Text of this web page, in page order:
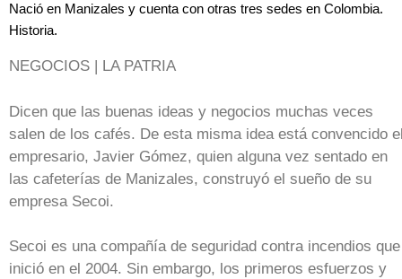
Nació en Manizales y cuenta con otras tres sedes en Colombia.
Historia.
NEGOCIOS | LA PATRIA
Dicen que las buenas ideas y negocios muchas veces
salen de los cafés. De esta misma idea está convencido
empresario, Javier Gómez, quien alguna vez sentado en
las cafeterías de Manizales, construyó el sueño de su
empresa Secoi.
Secoi es una compañía de seguridad contra incendios que
inició en el 2004. Sin embargo, los primeros esfuerzos y